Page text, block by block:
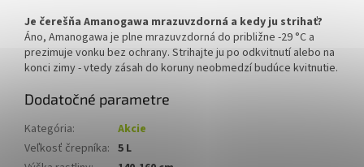
Je čerešňa Amanogawa mrazuvzdorná a kedy ju strihať?
Áno, Amanogawa je plne mrazuvzdorná do približne -29 °C a
prezimuje vonku bez ochrany. Strihajte ju po odkvitnutí alebo na
konci zimy - vtedy zásah do koruny neobmedzí budúce kvitnutie.
Dodatočné parametre
Kategória:
Akcie
Veľkosť črepníka: 5 L